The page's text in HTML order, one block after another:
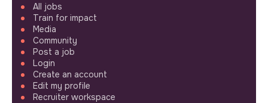
All jobs
Train for impact
Media
Community
Post a job
Login
Create an account
Edit my profile
Recruiter workspace